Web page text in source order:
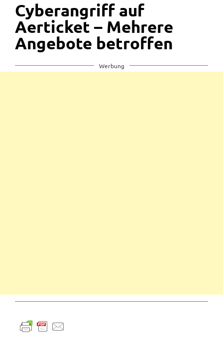
Cyberangriff auf
Aerticket – Mehrere
Angebote betroffen
Werbung